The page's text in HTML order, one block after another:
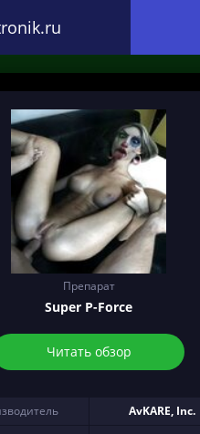
Препарат
Super P-Force
Читать обзор
AvKARE, Inc.